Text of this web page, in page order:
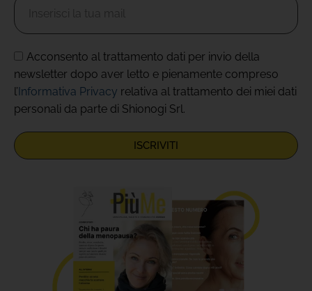
Acconsento al trattamento dati per invio della
newsletter dopo aver letto e pienamente compreso
l’ Informativa Privacy relativa al trattamento dei miei dati
personali da parte di Shionogi Srl.
ISCRIVITI